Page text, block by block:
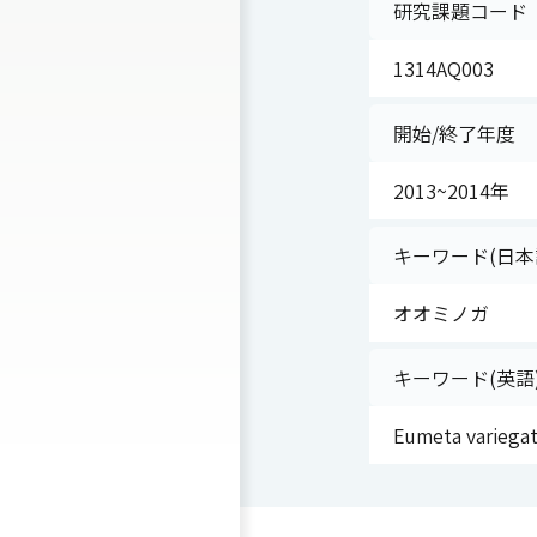
研究課題コード
1314AQ003
開始/終了年度
2013~2014年
キーワード(日
オオミノガ
キーワード(英
Eumeta